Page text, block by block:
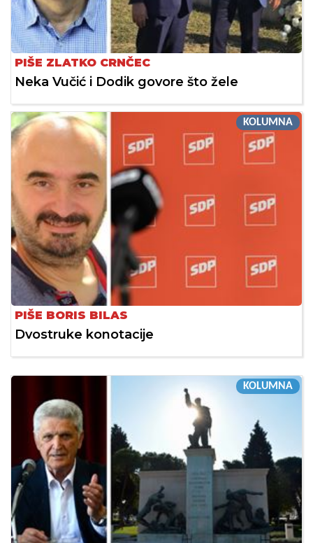
PIŠE ZLATKO CRNČEC
Neka Vučić i Dodik govore što žele
KOLUMNA
PIŠE BORIS BILAS
Dvostruke konotacije
KOLUMNA